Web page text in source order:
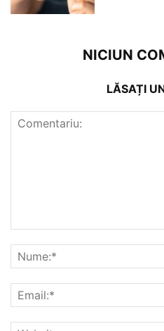
NICIUN
LĂSAȚI